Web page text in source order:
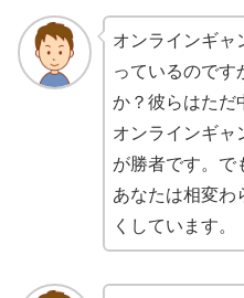
オンラインギャ
っているのです
か？彼らはただ
オンラインギャ
が勝者です。
あなたは相変わ
くしています。